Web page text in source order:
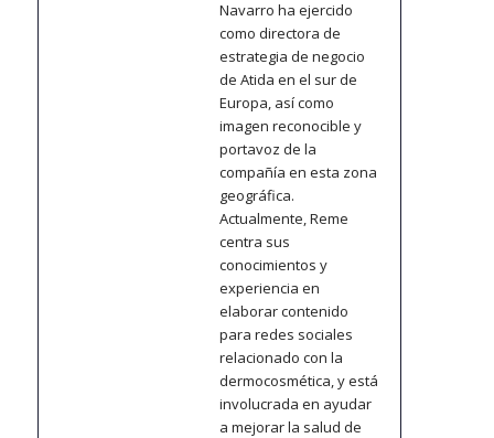
Navarro ha ejercido
como directora de
estrategia de negocio
de Atida en el sur de
Europa, así como
imagen reconocible y
portavoz de la
compañía en esta zona
geográfica.
Actualmente, Reme
centra sus
conocimientos y
experiencia en
elaborar contenido
para redes sociales
relacionado con la
dermocosmética, y está
involucrada en ayudar
a mejorar la salud de